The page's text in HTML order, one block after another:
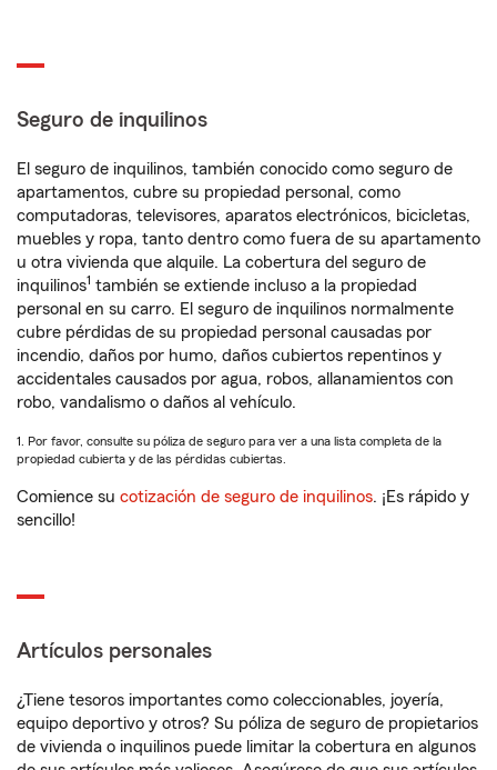
Seguro de inquilinos
El seguro de inquilinos, también conocido como seguro de
apartamentos, cubre su propiedad personal, como
computadoras, televisores, aparatos electrónicos, bicicletas,
muebles y ropa, tanto dentro como fuera de su apartamento
u otra vivienda que alquile. La cobertura del seguro de
inquilinos1 también se extiende incluso a la propiedad
personal en su carro. El seguro de inquilinos normalmente
cubre pérdidas de su propiedad personal causadas por
incendio, daños por humo, daños cubiertos repentinos y
accidentales causados por agua, robos, allanamientos con
robo, vandalismo o daños al vehículo.
1. Por favor, consulte su póliza de seguro para ver a una lista completa de la
propiedad cubierta y de las pérdidas cubiertas.
Comience su cotización de seguro de inquilinos. ¡Es rápido y
sencillo!
Artículos personales
¿Tiene tesoros importantes como coleccionables, joyería,
equipo deportivo y otros? Su póliza de seguro de propietarios
de vivienda o inquilinos puede limitar la cobertura en algunos